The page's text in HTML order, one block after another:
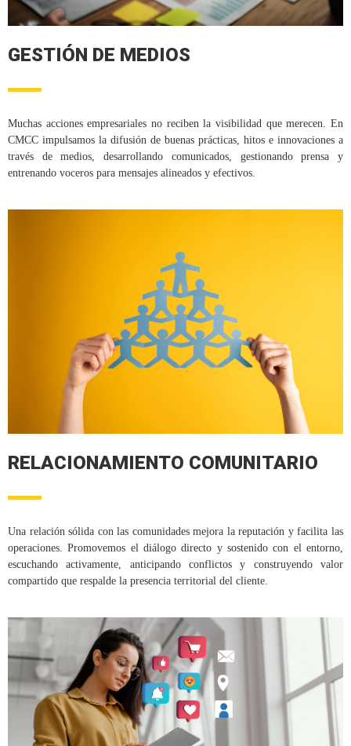
GESTIÓN DE MEDIOS
Muchas acciones empresariales no reciben la visibilidad que merecen. En
CMCC impulsamos la difusión de buenas prácticas, hitos e innovaciones a
través de medios, desarrollando comunicados, gestionando prensa y
entrenando voceros para mensajes alineados y efectivos.
RELACIONAMIENTO COMUNITARIO
Una relación sólida con las comunidades mejora la reputación y facilita las
operaciones. Promovemos el diálogo directo y sostenido con el entorno,
escuchando activamente, anticipando conflictos y construyendo valor
compartido que respalde la presencia territorial del cliente.